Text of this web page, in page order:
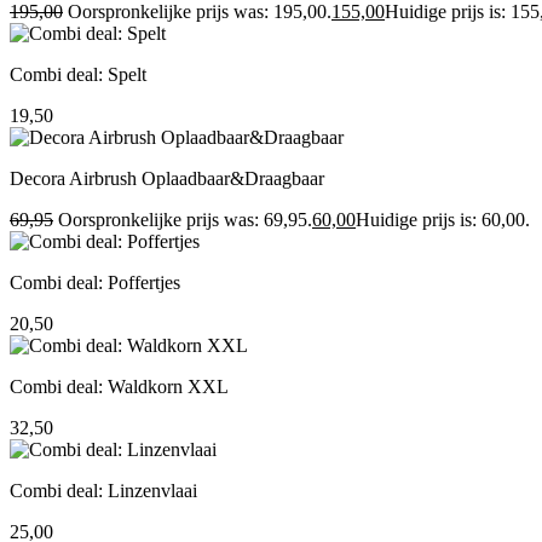
195,00 Oorspronkelijke prijs was: 195,00.155,00Huidige prijs is:
Combi deal: Spelt
19,50
Decora Airbrush Oplaadbaar&Draagbaar
69,95 Oorspronkelijke prijs was: 69,95.60,00Huidige prijs is: 60,00.
Combi deal: Poffertjes
20,50
Combi deal: Waldkorn XXL
32,50
Combi deal: Linzenvlaai
25,00